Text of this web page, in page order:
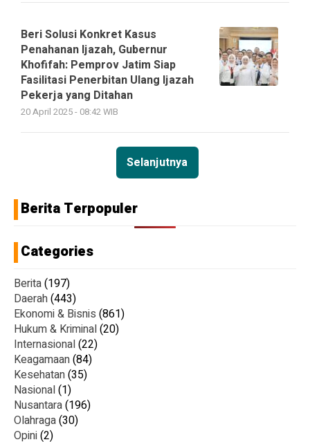
Beri Solusi Konkret Kasus
Penahanan Ijazah, Gubernur
Khofifah: Pemprov Jatim Siap
Fasilitasi Penerbitan Ulang Ijazah
Pekerja yang Ditahan
20 April 2025 - 08:42 WIB
Selanjutnya
Berita Terpopuler
Categories
Berita(197)
Daerah(443)
Ekonomi & Bisnis (861)
Hukum & Kriminal(20)
Internasional(22)
Keagamaan(84)
Kesehatan(35)
Nasional(1)
Nusantara(196)
Olahraga(30)
Opini(2)